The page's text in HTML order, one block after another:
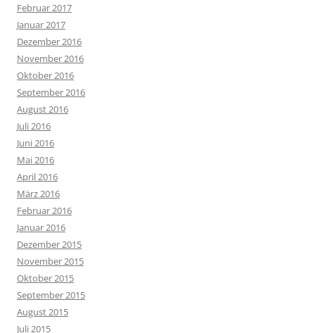
Februar 2017
Januar 2017
Dezember 2016
November 2016
Oktober 2016
September 2016
August 2016
Juli 2016
Juni 2016
Mai 2016
April 2016
März 2016
Februar 2016
Januar 2016
Dezember 2015
November 2015
Oktober 2015
September 2015
August 2015
Juli 2015